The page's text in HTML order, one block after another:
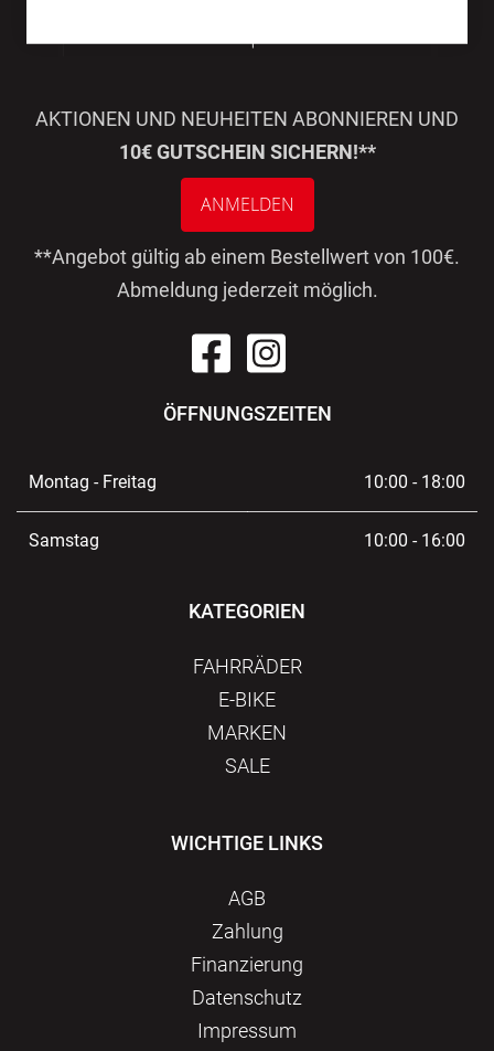
AKTIONEN UND NEUHEITEN ABONNIEREN UND
10€ GUTSCHEIN SICHERN!**
ANMELDEN
**Angebot gültig ab einem Bestellwert von 100€.
Abmeldung jederzeit möglich.
ÖFFNUNGSZEITEN
Montag - Freitag 10:00 - 18:00
Samstag 10:00 - 16:00
KATEGORIEN
FAHRRÄDER
E-BIKE
MARKEN
SALE
WICHTIGE LINKS
AGB
Zahlung
Finanzierung
Datenschutz
Impressum